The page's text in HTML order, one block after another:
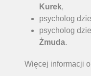
Kurek,
psycholog
psycholog
Żmuda.
Więcej informacji